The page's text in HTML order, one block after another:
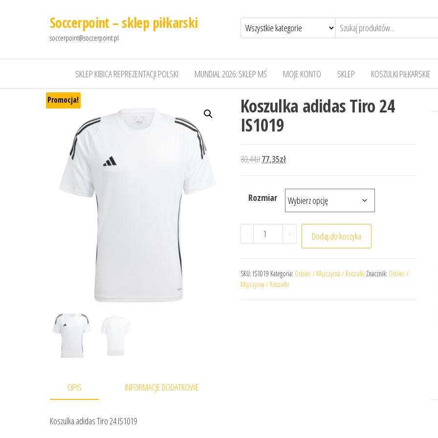
Soccerpoint – sklep piłkarski
soccerpoint@soccerpoint.pl
SKLEP KIBICA REPREZENTACJI POLSKI MUNDIAL 2026: SKLEP MŚ MOJE KONTO SKLEP KOSZULKI PIŁKARSKIE
Promocja! Koszulka adidas Tiro 24
IS1019
80,44złPierwotna cena wynosiła: 80,44zł.
77,35złAktualna cena wynosi: 77,35zł.
Rozmiar
- ilość Koszulka adidas Tiro 24 IS1019
+ Dodaj do koszyka
SKU: IS1019 Kategoria: Odzież / Mężczyzna / Koszulki Znacznik: Odzież /
Mężczyzna / Koszulki
OPIS INFORMACJE DODATKOWE
Koszulka adidas Tiro 24 IS1019